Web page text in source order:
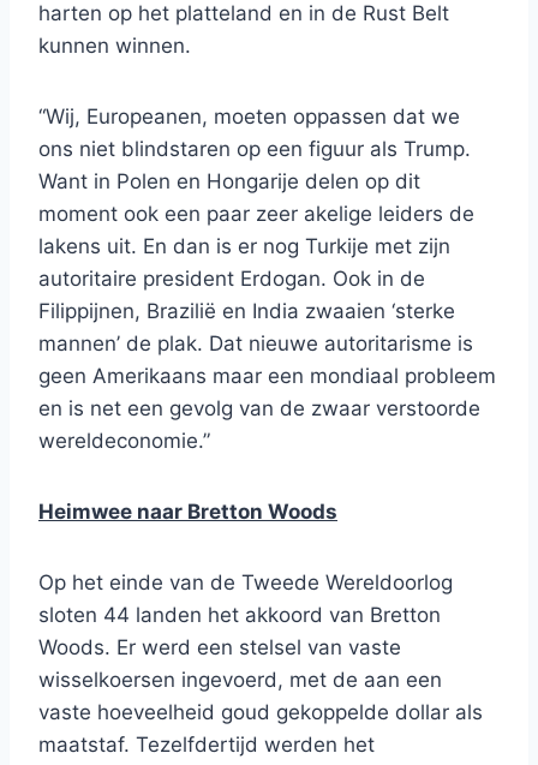
harten op het platteland en in de Rust Belt
kunnen winnen.
“Wij, Europeanen, moeten oppassen dat we
ons niet blindstaren op een figuur als Trump.
Want in Polen en Hongarije delen op dit
moment ook een paar zeer akelige leiders de
lakens uit. En dan is er nog Turkije met zijn
autoritaire president Erdogan. Ook in de
Filippijnen, Brazilië en India zwaaien ‘sterke
mannen’ de plak. Dat nieuwe autoritarisme is
geen Amerikaans maar een mondiaal probleem
en is net een gevolg van de zwaar verstoorde
wereldeconomie.”
Heimwee naar Bretton Woods
Op het einde van de Tweede Wereldoorlog
sloten 44 landen het akkoord van Bretton
Woods. Er werd een stelsel van vaste
wisselkoersen ingevoerd, met de aan een
vaste hoeveelheid goud gekoppelde dollar als
maatstaf. Tezelfdertijd werden het